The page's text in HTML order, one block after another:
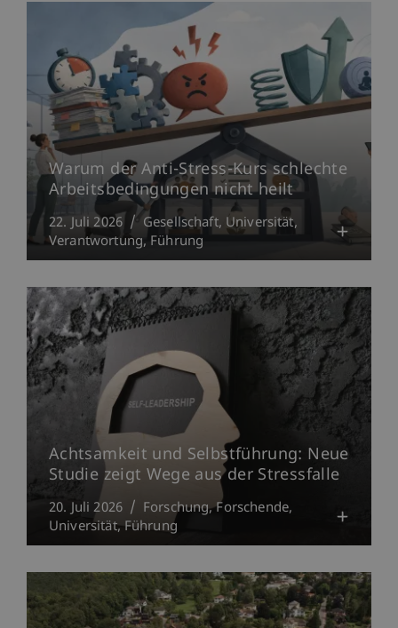
Warum der Anti-Stress-Kurs schlechte
Arbeitsbedingungen nicht heilt
22. Juli 2026 Gesellschaft Universität
Verantwortung Führung
Achtsamkeit und Selbstführung: Neue
Studie zeigt Wege aus der Stressfalle
20. Juli 2026 Forschung Forschende
Universität Führung